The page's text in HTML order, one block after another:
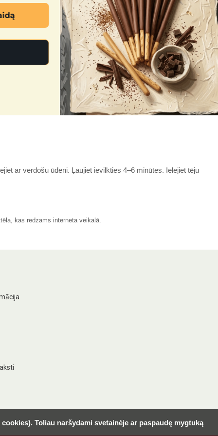
ar verdošu ūdeni. Ļaujiet ievilkties 4–6 minūtes. Ielejiet tēju
kas redzams interneta veikalā.
Toliau naršydami svetainėje ar paspaudę mygtuką